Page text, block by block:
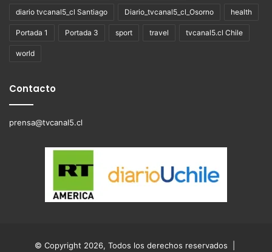
diario tvcanal5_cl Santiago Diario_tvcanal5_cl_Osorno health
Portada 1 Portada 3 sport travel tvcanal5.cl Chile
world
Contacto
prensa@tvcanal5.cl
© Copyright 2026, Todos los derechos reservados |